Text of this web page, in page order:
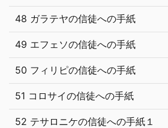
48 ガラテヤの信徒への手紙
49 エフェソの信徒への手紙
50 フィリピの信徒への手紙
51 コロサイの信徒への手紙
52 テサロニケの信徒への手紙１